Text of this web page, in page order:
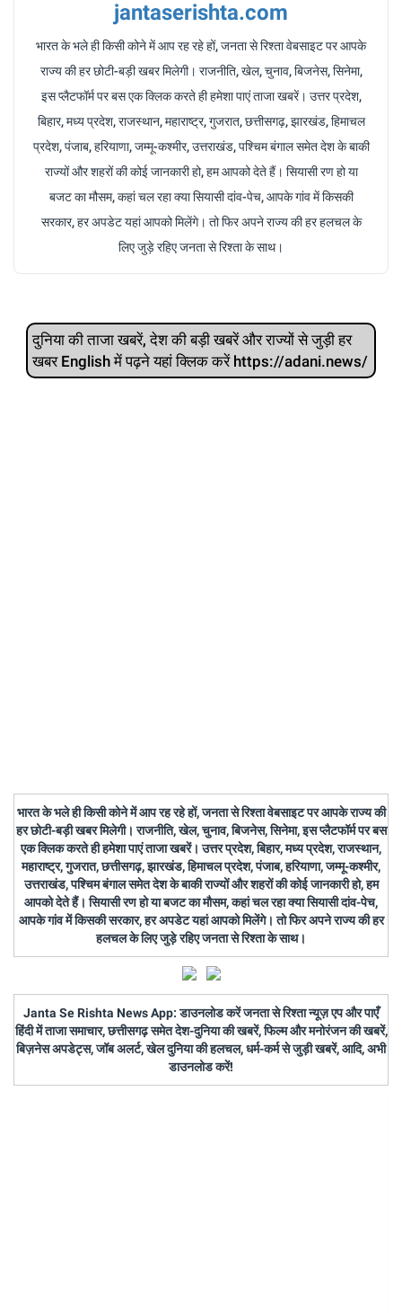
jantaserishta.com
भारत के भले ही किसी कोने में आप रह रहे हों, जनता से रिश्ता वेबसाइट पर आपके
राज्य की हर छोटी-बड़ी खबर मिलेगी। राजनीति, खेल, चुनाव, बिजनेस, सिनेमा,
इस प्लैटफॉर्म पर बस एक क्लिक करते ही हमेशा पाएं ताजा खबरें। उत्तर प्रदेश,
बिहार, मध्य प्रदेश, राजस्थान, महाराष्ट्र, गुजरात, छत्तीसगढ़, झारखंड, हिमाचल
प्रदेश, पंजाब, हरियाणा, जम्मू-कश्मीर, उत्तराखंड, पश्चिम बंगाल समेत देश के बाकी
राज्यों और शहरों की कोई जानकारी हो, हम आपको देते हैं। सियासी रण हो या
बजट का मौसम, कहां चल रहा क्या सियासी दांव-पेच, आपके गांव में किसकी
सरकार, हर अपडेट यहां आपको मिलेंगे। तो फिर अपने राज्य की हर हलचल के
लिए जुड़े रहिए जनता से रिश्ता के साथ।
दुनिया की ताजा खबरें, देश की बड़ी खबरें और राज्‍यों से जुड़ी हर
खबर English में पढ़ने यहां क्लिक करें https://adani.news/
भारत के भले ही किसी कोने में आप रह रहे हों, जनता से रिश्ता वेबसाइट पर आपके राज्य की
हर छोटी-बड़ी खबर मिलेगी। राजनीति, खेल, चुनाव, बिजनेस, सिनेमा, इस प्लैटफॉर्म पर बस
एक क्लिक करते ही हमेशा पाएं ताजा खबरें। उत्तर प्रदेश, बिहार, मध्य प्रदेश, राजस्थान,
महाराष्ट्र, गुजरात, छत्तीसगढ़, झारखंड, हिमाचल प्रदेश, पंजाब, हरियाणा, जम्मू-कश्मीर,
उत्तराखंड, पश्चिम बंगाल समेत देश के बाकी राज्यों और शहरों की कोई जानकारी हो, हम
आपको देते हैं। सियासी रण हो या बजट का मौसम, कहां चल रहा क्या सियासी दांव-पेच,
आपके गांव में किसकी सरकार, हर अपडेट यहां आपको मिलेंगे। तो फिर अपने राज्य की हर
हलचल के लिए जुड़े रहिए जनता से रिश्ता के साथ।
Janta Se Rishta News App: डाउनलोड करें जनता से रिश्ता न्यूज़ एप और पाएँ
हिंदी में ताजा समाचार, छत्तीसगढ़ समेत देश-दुनिया की खबरें, फिल्म और मनोरंजन की खबरें,
बिज़नेस अपडेट्स, जॉब अलर्ट, खेल दुनिया की हलचल, धर्म-कर्म से जुड़ी खबरें, आदि, अभी
डाउनलोड करें!